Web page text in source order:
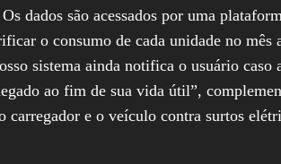
dados são acessados por uma
o consumo de cada unidade no mês
sistema ainda notifica o usuário caso
ao fim de sua vida útil”,
carregador e o veículo contra surtos